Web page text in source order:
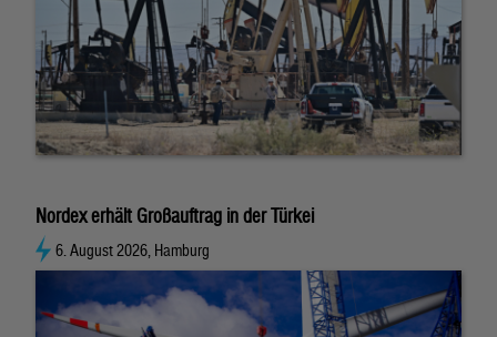
Nordex erhält Großauftrag in der Türkei
6. August 2026, Hamburg